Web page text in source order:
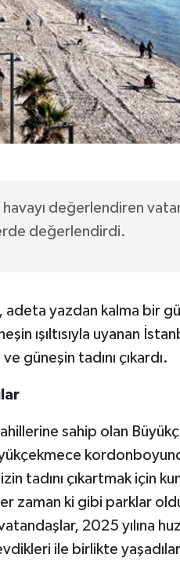
havayı değerlendiren
değerlendirdi.
adeta yazdan kalma bir
ışıltısıyla uyanan
güneşin tadını çıkardı.
sahip olan
tadını çıkartmak için
zaman ki gibi parklar
2025 yılına
ile birlikte